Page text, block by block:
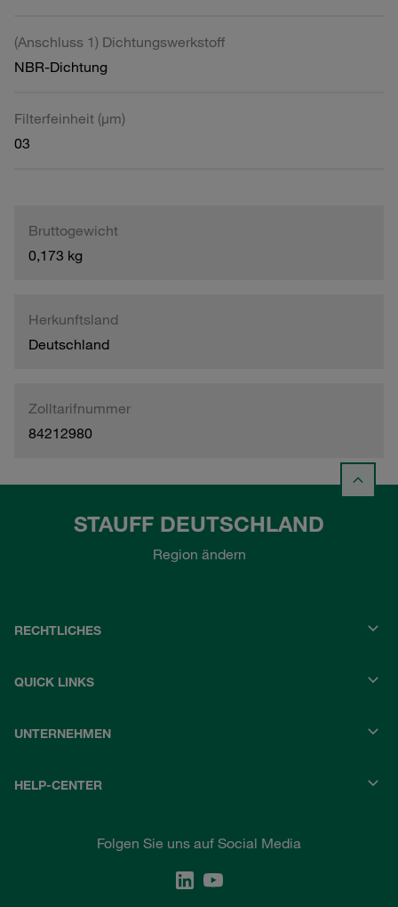
(Anschluss 1) Dichtungswerkstoff
NBR-Dichtung
Filterfeinheit (µm)
03
Bruttogewicht
0,173 kg
Herkunftsland
Deutschland
Zolltarifnummer
84212980
STAUFF DEUTSCHLAND
Region ändern
RECHTLICHES
QUICK LINKS
UNTERNEHMEN
HELP-CENTER
Folgen Sie uns auf Social Media